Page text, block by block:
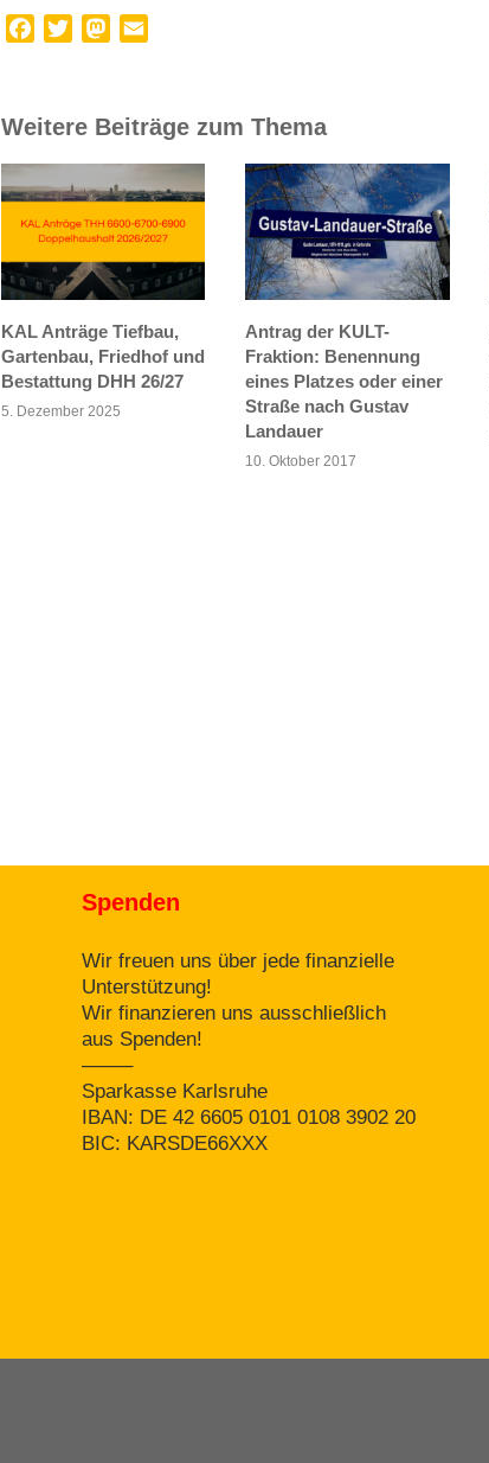
Facebook
TwitterMastodon
Weitere Beiträge zum Thema
KAL Anträge Tiefbau,
Gartenbau, Friedhof und
Bestattung DHH 26/27
5. Dezember 2025
Antrag der KULT-
Fraktion: Benennung
eines Platzes oder einer
Straße nach Gustav
Landauer
10. Oktober 2017
Spenden
Wir freuen uns über jede finanzielle
Unterstützung!
Wir finanzieren uns ausschließlich
aus Spenden!
——–
Sparkasse Karlsruhe
IBAN: DE 42 6605 0101 0108 3902 20
BIC: KARSDE66XXX